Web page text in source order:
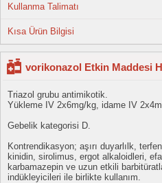
Kullanma Talimatı
Kısa Ürün Bilgisi
vorikonazol Etkin Maddesi
Triazol grubu antimikotik.
Yükleme IV 2x6mg/kg, idame IV
Gebelik kategorisi D.
Kontrendikasyon; aşırı duyarlılk,
kinidin, sirolimus, ergot alkaloidleri,
karbamazepin ve uzun etkili
indükleyicileri ile birlikte kullanım.